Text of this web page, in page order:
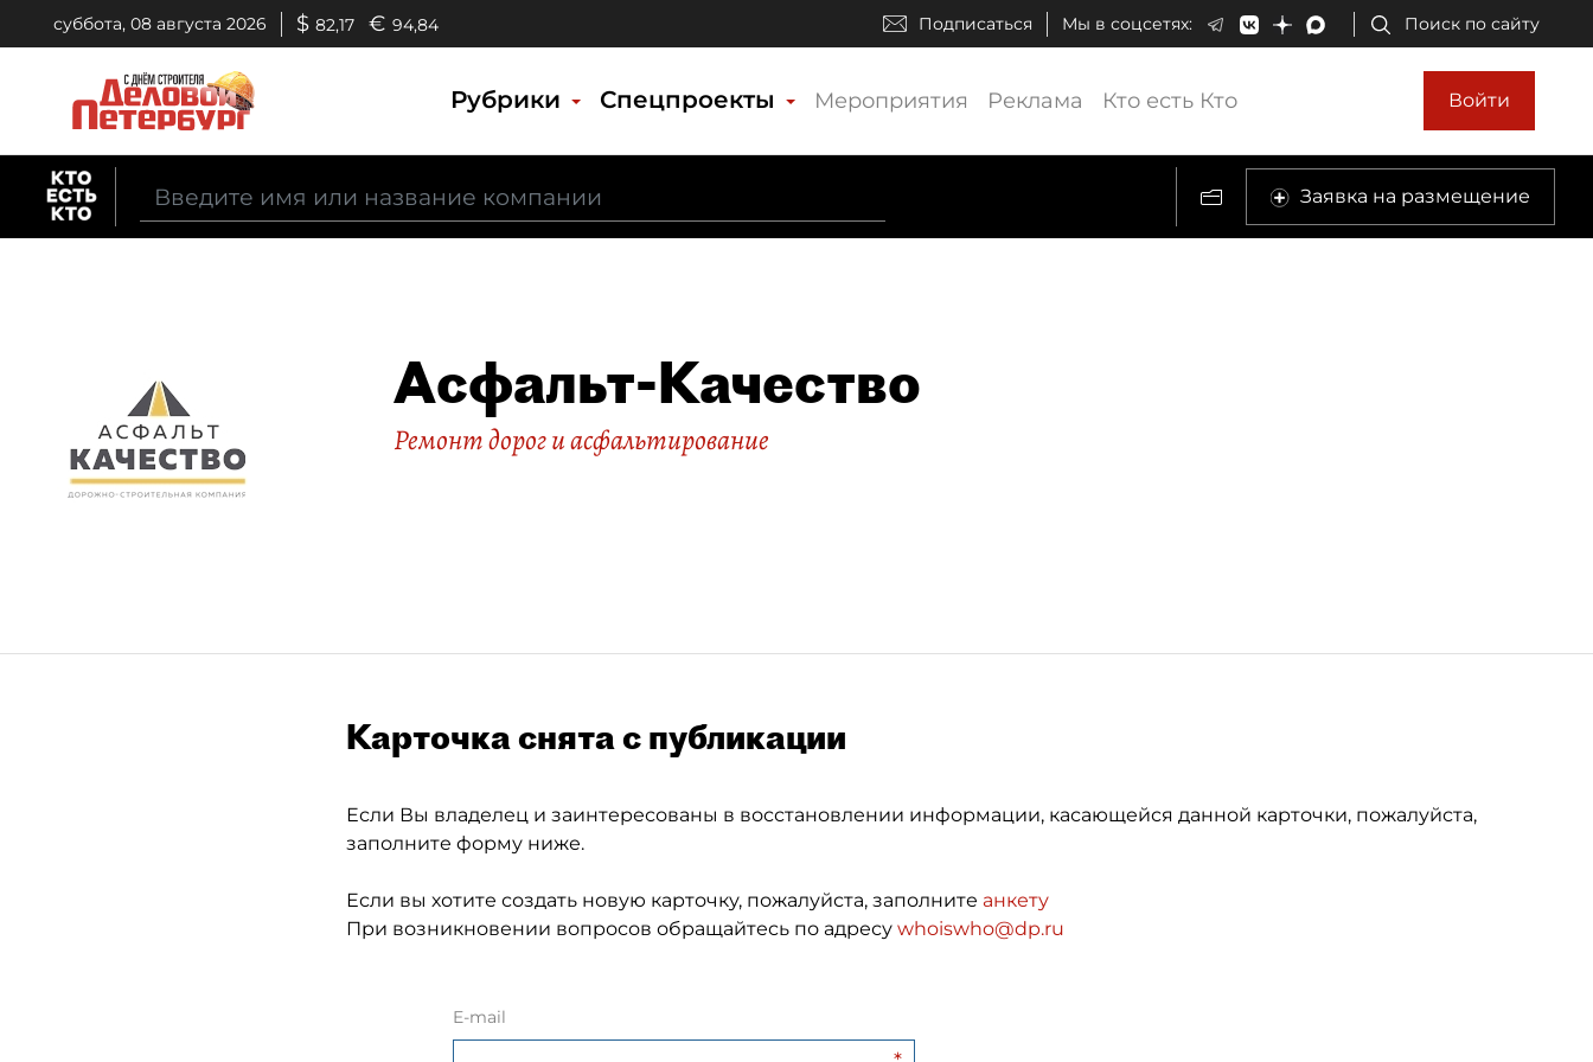
суббота, 08 августа 2026 $ 82,17 € 94,84 Подписаться Мы в соцсетях: Поиск по сайту
Рубрики Спецпроекты Мероприятия Реклама Кто есть Кто Войти
Заявка на размещение
Асфальт-Качество
Ремонт дорог и асфальтирование
Карточка снята с публикации
Если Вы владелец и заинтересованы в восстановлении информации, касающейся данной карточки, пожалуйста,
заполните форму ниже.
Если вы хотите создать новую карточку, пожалуйста, заполните анкету
При возникновении вопросов обращайтесь по адресу whoiswho@dp.ru
E-mail